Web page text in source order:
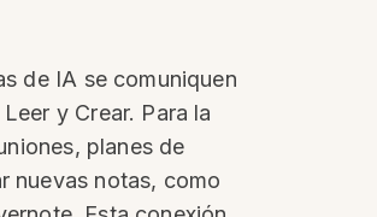
de IA se comuniquen
y Crear. Para la
planes de
nuevas notas, como